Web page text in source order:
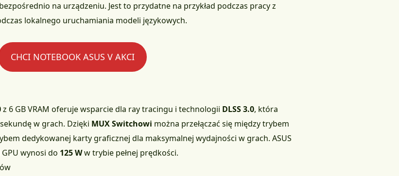
na urządzeniu. Jest to przydatne na przykład podczas pracy z
lokalnego uruchamiania modeli językowych.
CHCI NOTEBOOK ASUS V AKCI
z 6 GB VRAM oferuje wsparcie dla ray tracingu i technologii DLSS 3.0, która
w grach. Dzięki MUX Switchowi można przełączać się między trybem
dedykowanej karty graficznej dla maksymalnej wydajności w grach. ASUS
wynosi do 125 Ww trybie pełnej prędkości.